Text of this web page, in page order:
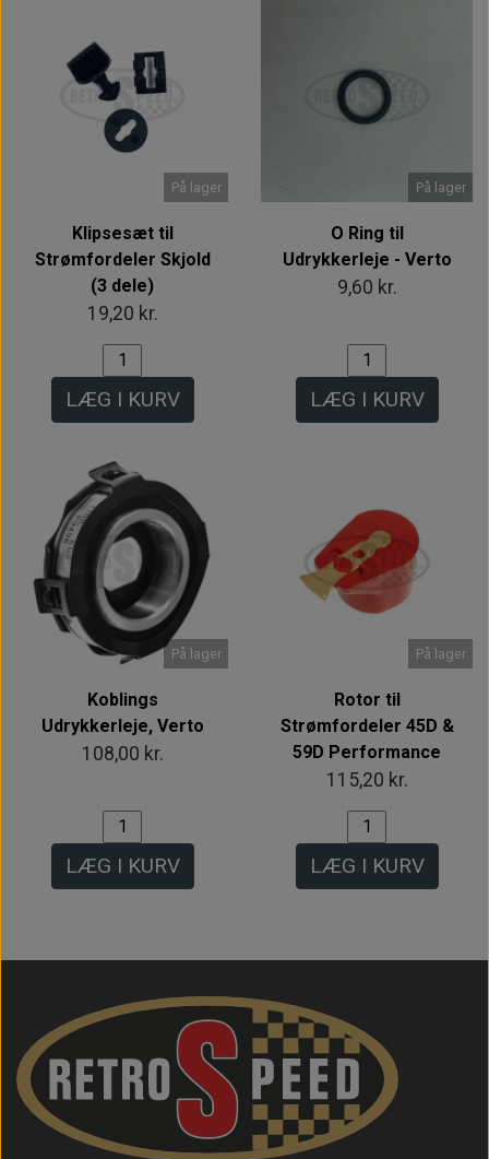
På lager
Klipsesæt til
Strømfordeler Skjold
(3 dele)
19,20 kr.
LÆG I KURV
På lager
O Ring til
Udrykkerleje - Verto
9,60 kr.
LÆG I KURV
På lager
Koblings
Udrykkerleje, Verto
108,00 kr.
LÆG I KURV
På lager
Rotor til
Strømfordeler 45D &
59D Performance
115,20 kr.
LÆG I KURV